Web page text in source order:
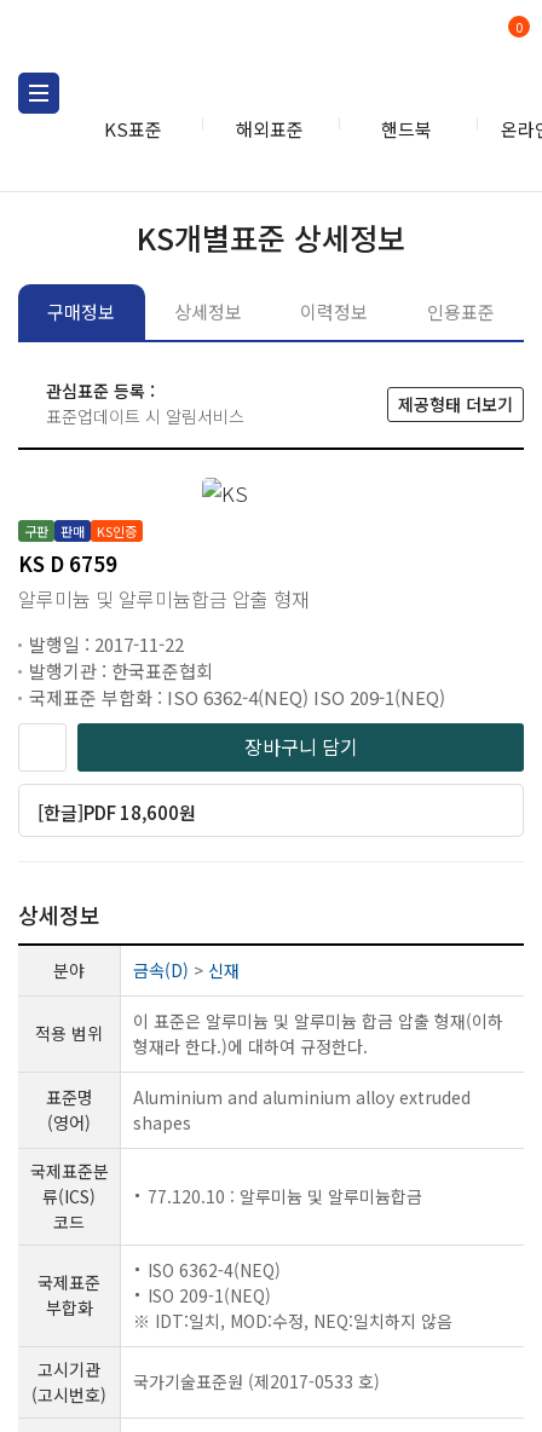
KS표준 해외표준 핸드북 온라
0
KS개별표준 상세정보
구매정보 상세정보 이력정보 인용표준
관심표준 등록 :
표준업데이트 시 알림서비스
제공형태 더보기
구판 판매 KS인증
KS D 6759
알루미늄 및 알루미늄합금 압출 형재
발행일 : 2017-11-22
발행기관 : 한국표준협회
국제표준 부합화 : ISO 6362-4(NEQ) ISO 209-1(NEQ)
장바구니 담기
[한글]PDF 18,600원
상세정보
분야 금속(D) > 신재
적용 범위
이 표준은 알루미늄 및 알루미늄 합금 압출 형재(이하
형재라 한다.)에 대하여 규정한다.
표준명
(영어)
Aluminium and aluminium alloy extruded
shapes
국제표준분
류(ICS)
코드
77.120.10 : 알루미늄 및 알루미늄합금
국제표준
부합화
ISO 6362-4(NEQ)
ISO 209-1(NEQ)
※ IDT:일치, MOD:수정, NEQ:일치하지 않음
고시기관
(고시번호)
국가기술표준원 (제2017-0533 호)